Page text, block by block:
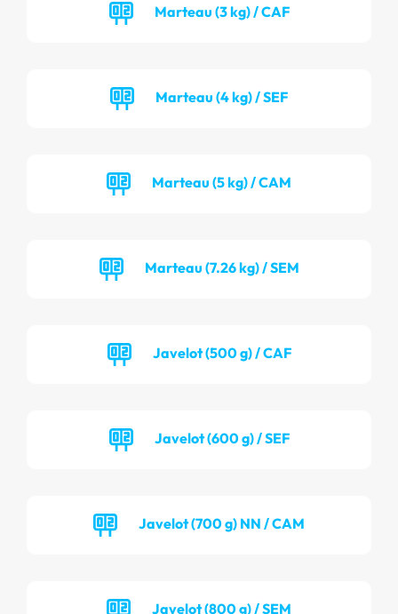
Marteau (3 kg) / CAF
Marteau (4 kg) / SEF
Marteau (5 kg) / CAM
Marteau (7.26 kg) / SEM
Javelot (500 g) / CAF
Javelot (600 g) / SEF
Javelot (700 g) NN / CAM
Javelot (800 g) / SEM